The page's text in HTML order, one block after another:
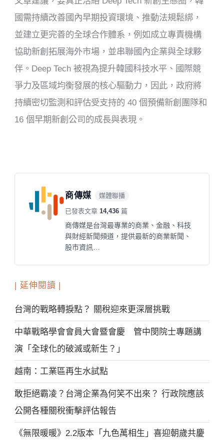
國需持續改善國內早期投資環境、推動法規鬆綁，
並建立更完善的全球合作體系，例如成立專責機構
協助新創拓展海外市場，並串聯國內企業與全球夥
伴。Deep Tech 被視為提升韓國科技水平、國際競
爭力及區域均衡發展的核心驅動力，因此，政府將
持續密切監測和評估受支持的 40 個預備新創團隊和
16 個早期新創公司的成長與表現。
商傳媒 媒體聯播
已發表文章14,436 篇
商傳媒是台灣最專業的商業、金融、科技
與財經新聞頻道，提供最新的商業新聞、
股市資訊…
| 延伸閱讀 |
台灣的戰略轉捩點？ 關稅迎來更深層挑戰
中華戰略學會會員大會暨會慶 管中閔院士專題講
演「全球化的破滅或新生？」
越南：工業區再生水試點
敢拒絕霸凌？台灣企業為何笑不出來？ 行政院應該
公開各種關稅衝擊評估報告
《無限暖暖》2.2版本「九色萬相生」喜迎朝歲共慶